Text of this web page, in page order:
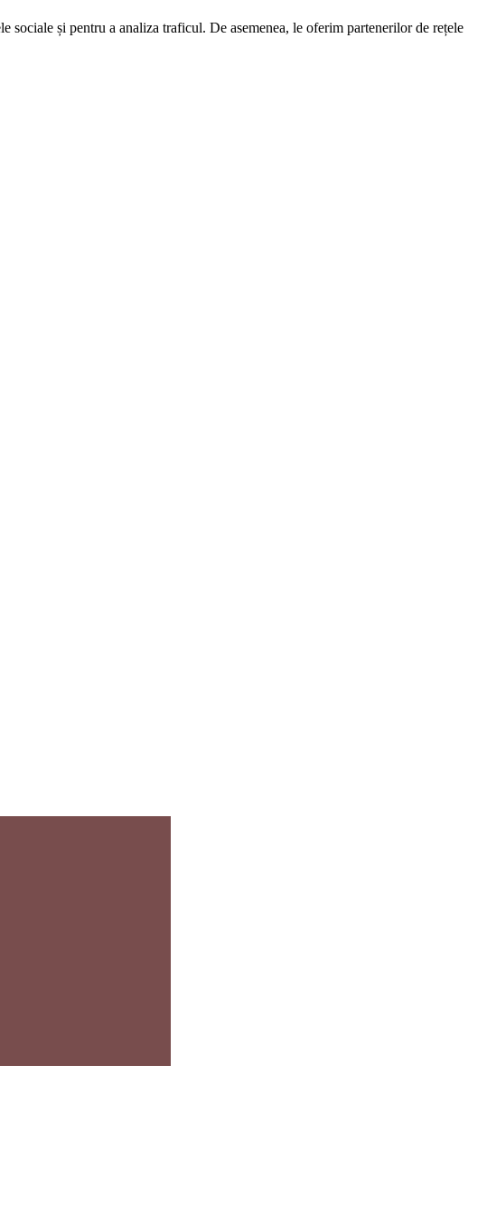
și pentru a analiza traficul. De asemenea, le oferim partenerilor de rețele